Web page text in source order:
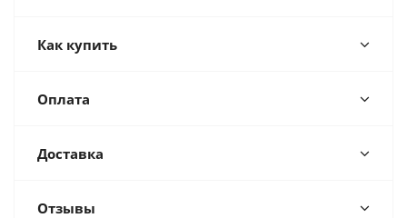
Как купить
Оплата
Доставка
Отзывы